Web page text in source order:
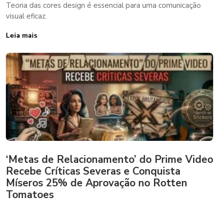
Teoria das cores design é essencial para uma comunicação
visual eficaz.
Leia mais
‘Metas de Relacionamento’ do Prime Video
Recebe Críticas Severas e Conquista
Míseros 25% de Aprovação no Rotten
Tomatoes